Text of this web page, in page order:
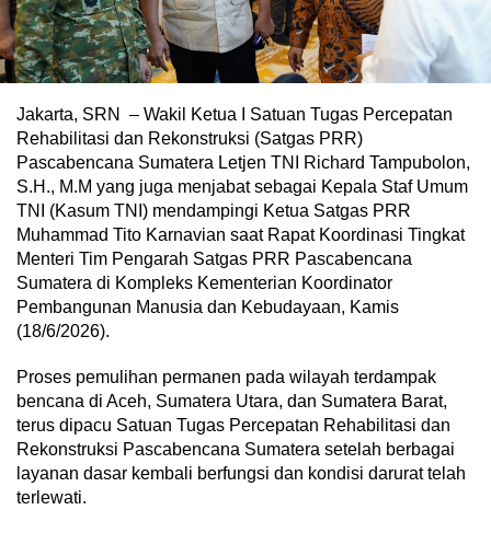
Jakarta, SRN – Wakil Ketua I Satuan Tugas Percepatan
Rehabilitasi dan Rekonstruksi (Satgas PRR)
Pascabencana Sumatera Letjen TNI Richard Tampubolon,
S.H., M.M yang juga menjabat sebagai Kepala Staf Umum
TNI (Kasum TNI) mendampingi Ketua Satgas PRR
Muhammad Tito Karnavian saat Rapat Koordinasi Tingkat
Menteri Tim Pengarah Satgas PRR Pascabencana
Sumatera di Kompleks Kementerian Koordinator
Pembangunan Manusia dan Kebudayaan, Kamis
(18/6/2026).
Proses pemulihan permanen pada wilayah terdampak
bencana di Aceh, Sumatera Utara, dan Sumatera Barat,
terus dipacu Satuan Tugas Percepatan Rehabilitasi dan
Rekonstruksi Pascabencana Sumatera setelah berbagai
layanan dasar kembali berfungsi dan kondisi darurat telah
terlewati.